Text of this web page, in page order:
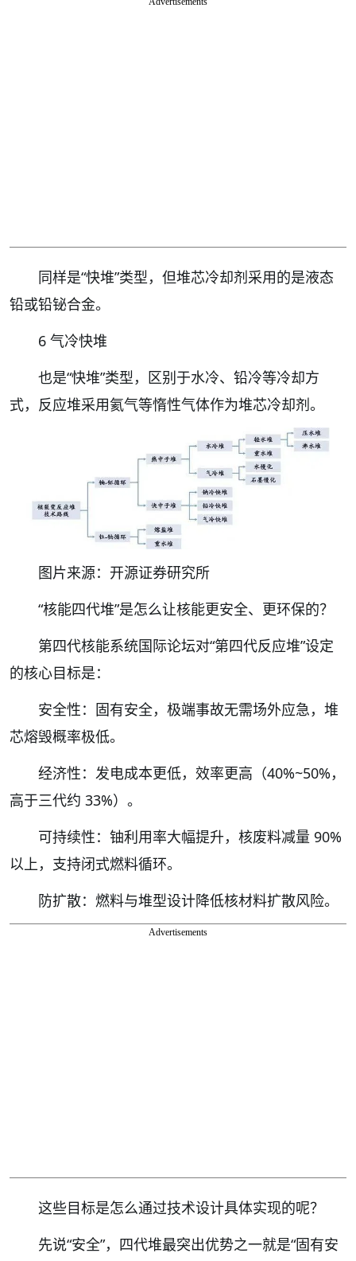
同样是“快堆”类型，但堆芯冷却剂采用的是液态
铅或铅铋合金。
6 气冷快堆
也是“快堆”类型，区别于水冷、铅冷等冷却方
式，反应堆采用氦气等惰性气体作为堆芯冷却剂。
图片来源：开源证券研究所
“核能四代堆”是怎么让核能更安全、更环保的？
第四代核能系统国际论坛对“第四代反应堆”设定
的核心目标是：
安全性：固有安全，极端事故无需场外应急，堆
芯熔毁概率极低。
经济性：发电成本更低，效率更高（40%~50%，
高于三代约 33%）。
可持续性：铀利用率大幅提升，核废料减量 90%
以上，支持闭式燃料循环。
防扩散：燃料与堆型设计降低核材料扩散风险。
Advertisements
这些目标是怎么通过技术设计具体实现的呢？
先说“安全”，四代堆最突出优势之一就是“固有安